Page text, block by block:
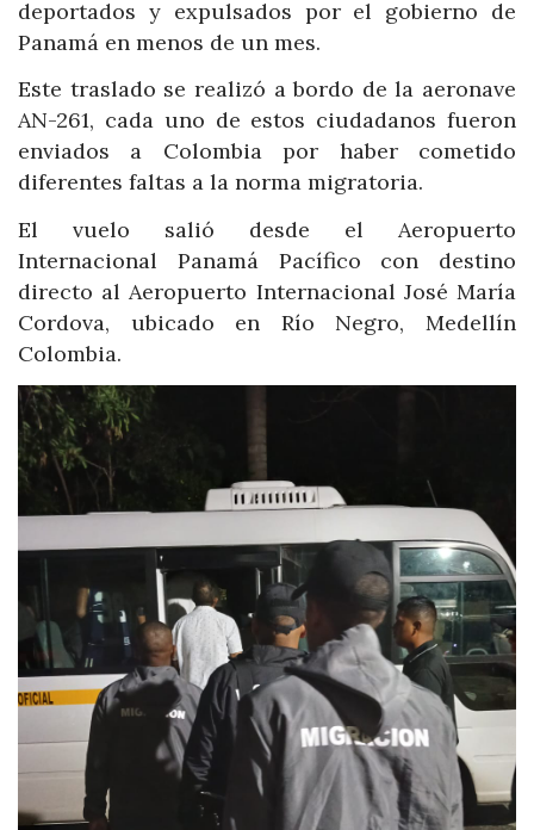
deportados y expulsados por el gobierno de
Panamá en menos de un mes.
Este traslado se realizó a bordo de la aeronave
AN-261, cada uno de estos ciudadanos fueron
enviados a Colombia por haber cometido
diferentes faltas a la norma migratoria.
El vuelo salió desde el Aeropuerto
Internacional Panamá Pacífico con destino
directo al Aeropuerto Internacional José María
Cordova, ubicado en Río Negro, Medellín
Colombia.